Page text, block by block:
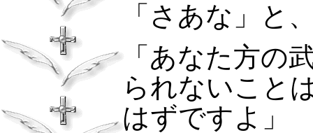
「さあな」と
「あなた方の
られないこと
はずですよ」